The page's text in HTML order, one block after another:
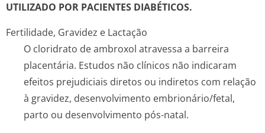
UTILIZADO POR PACIENTES DIABÉTICOS.
Fertilidade, Gravidez e Lactação
O cloridrato de ambroxol atravessa a barreira
placentária. Estudos não clínicos não indicaram
efeitos prejudiciais diretos ou indiretos com relação
à gravidez, desenvolvimento embrionário/fetal,
parto ou desenvolvimento pós-natal.